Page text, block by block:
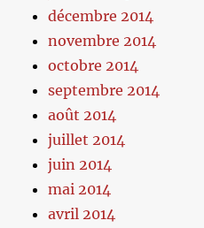
décembre 2014
novembre 2014
octobre 2014
septembre 2014
août 2014
juillet 2014
juin 2014
mai 2014
avril 2014